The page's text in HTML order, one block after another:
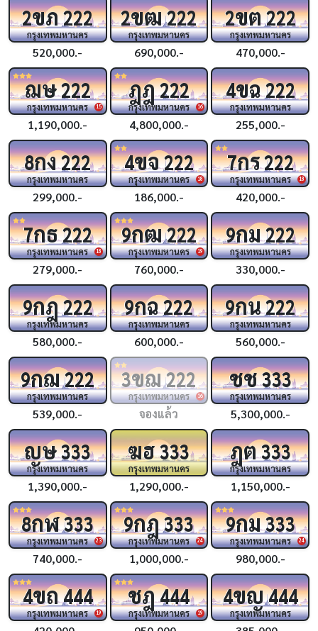
2ขภ222
กรุงเทพมหานคร
520,000.-
2ขฒ222
กรุงเทพมหานคร
690,000.-
2ขต222
กรุงเทพมหานคร
470,000.-
15
ฌษ222
กรุงเทพมหานคร
1,190,000.-
16
ฎฎ222
กรุงเทพมหานคร
4,800,000.-
4ขฉ222
กรุงเทพมหานคร
255,000.-
8กง222
กรุงเทพมหานคร
299,000.-
18
4ขจ222
กรุงเทพมหานคร
186,000.-
18
7กร222
กรุงเทพมหานคร
420,000.-
18
7กธ222
กรุงเทพมหานคร
279,000.-
19
9กฒ222
กรุงเทพมหานคร
760,000.-
9กม222
กรุงเทพมหานคร
330,000.-
9กฎ222
กรุงเทพมหานคร
580,000.-
9กฉ222
กรุงเทพมหานคร
600,000.-
9กน222
กรุงเทพมหานคร
560,000.-
9กฌ222
กรุงเทพมหานคร
539,000.-
16
3ขฌ222
กรุงเทพมหานคร
จองแล้ว
ชช333
กรุงเทพมหานคร
5,300,000.-
ญษ333
กรุงเทพมหานคร
1,390,000.-
ฆฮ333
กรุงเทพมหานคร
1,290,000.-
ฎต333
กรุงเทพมหานคร
1,150,000.-
23
8กฬ333
กรุงเทพมหานคร
740,000.-
24
9กฎ333
กรุงเทพมหานคร
1,000,000.-
24
9กม333
กรุงเทพมหานคร
980,000.-
19
4ขถ444
กรุงเทพมหานคร 19
ชฎ444
กรุงเทพมหานคร
4ขญ444
กรุงเทพมหานคร